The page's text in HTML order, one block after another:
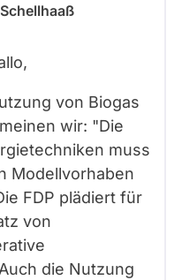
von Biogas
wir: "Die
muss
Modellvorhaben
FDP plädiert für
von
die Nutzung